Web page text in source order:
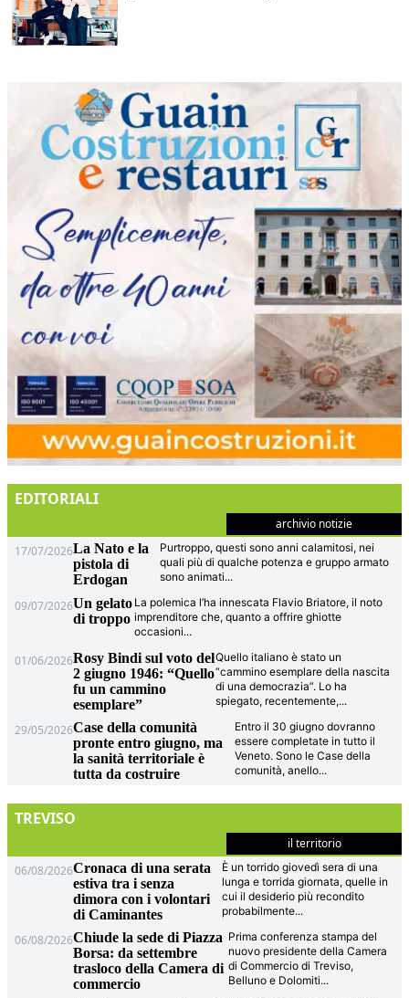
EDITORIALI
archivio notizie
17/07/2026La Nato e la
pistola di
Erdogan
Purtroppo, questi sono anni calamitosi, nei
quali più di qualche potenza e gruppo armato
sono animati...
09/07/2026Un gelato
di troppo
La polemica l’ha innescata Flavio Briatore, il noto
imprenditore che, quanto a offrire ghiotte
occasioni...
01/06/2026Rosy Bindi sul voto del
2 giugno 1946: “Quello
fu un cammino
esemplare”
Quello italiano è stato un
“cammino esemplare della nascita
di una democrazia”. Lo ha
spiegato, recentemente,...
29/05/2026Case della comunità
pronte entro giugno, ma
la sanità territoriale è
tutta da costruire
Entro il 30 giugno dovranno
essere completate in tutto il
Veneto. Sono le Case della
comunità, anello...
TREVISO
il territorio
06/08/2026Cronaca di una serata
estiva tra i senza
dimora con i volontari
di Caminantes
È un torrido giovedì sera di una
lunga e torrida giornata, quelle in
cui il desiderio più recondito
probabilmente...
06/08/2026Chiude la sede di Piazza
Borsa: da settembre
trasloco della Camera di
commercio
Prima conferenza stampa del
nuovo presidente della Camera
di Commercio di Treviso,
Belluno e Dolomiti...